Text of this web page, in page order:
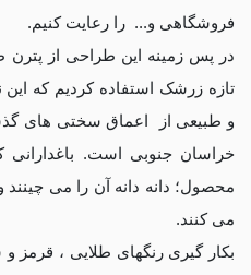
فروشگاهی و... را رعایت کنیم.
در پس زمینه این طراحی از
تازه زرشک استفاده کردیم که
و طبیعی از اعماق سختی های
خراسان جنوبی است. باغدارانی
محصول؛ دانه دانه آن را می چینند
می کنند.
بکار گیری رنگهای طلایی ، قرمز